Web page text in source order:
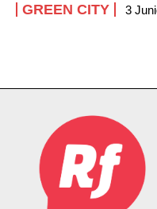
GREEN CITY 3